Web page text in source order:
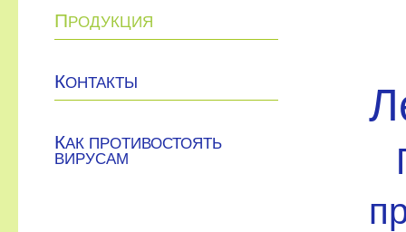
ПРОДУКЦИЯ
КОНТАКТЫ
КАК ПРОТИВОСТОЯТЬ
ВИРУСАМ